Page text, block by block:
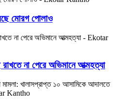
মোরগ পোলাও
রাখতে না পেরে অভিমানে আত্মহত্যা